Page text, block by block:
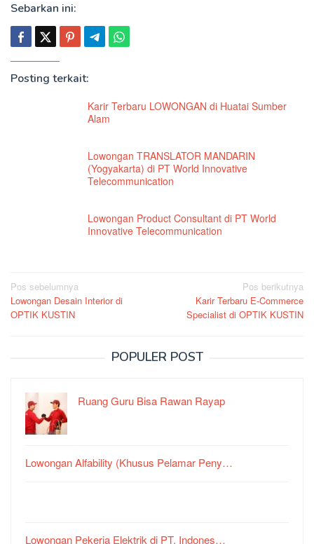
Sebarkan ini:
Posting terkait:
Karir Terbaru LOWONGAN di Huatai Sumber
Alam
Lowongan TRANSLATOR MANDARIN
(Yogyakarta) di PT World Innovative
Telecommunication
Lowongan Product Consultant di PT World
Innovative Telecommunication
Navigasi
pos
Pos sebelumnya
Lowongan Desain Interior di
OPTIK KUSTIN
Pos berikutnya
Karir Terbaru E-Commerce
Specialist di OPTIK KUSTIN
POPULER POST
Ruang Guru Bisa Rawan Rayap
Lowongan Alfability (Khusus Pelamar Peny…
Lowongan Pekerja Elektrik di PT. Indones…